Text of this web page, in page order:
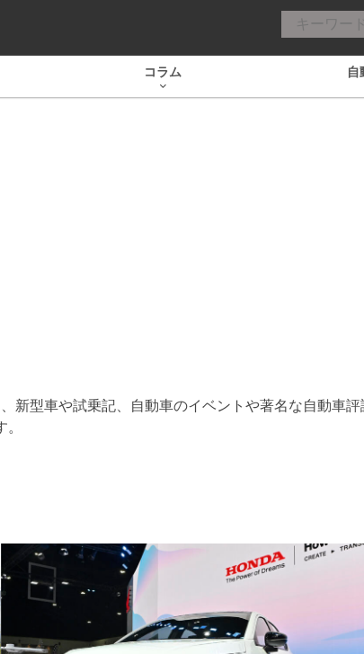
コラム 自
新型車や試乗記、自動車のイベントや著名な自動車評